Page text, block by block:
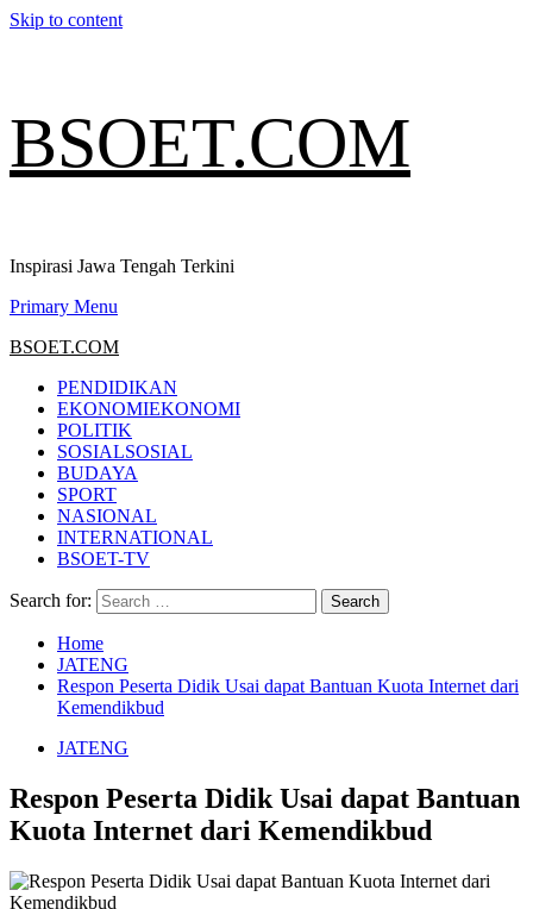
Skip to content
BSOET.COM
Inspirasi Jawa Tengah Terkini
Primary Menu
BSOET.COM
PENDIDIKAN
EKONOMIEKONOMI
POLITIK
SOSIALSOSIAL
BUDAYA
SPORT
NASIONAL
INTERNATIONAL
BSOET-TV
Search for:
Home
JATENG
Respon Peserta Didik Usai dapat Bantuan Kuota Internet dari
Kemendikbud
JATENG
Respon Peserta Didik Usai dapat Bantuan
Kuota Internet dari Kemendikbud